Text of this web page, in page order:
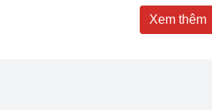
Xem thêm